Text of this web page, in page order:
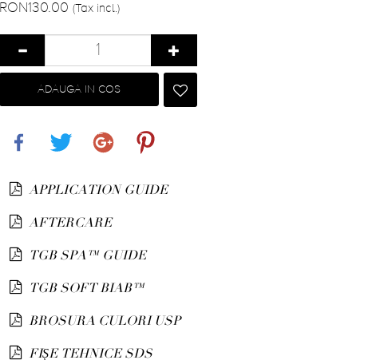
RON130.00 (Tax incl.)
ADAUGA IN COS
APPLICATION GUIDE
AFTERCARE
TGB SPA™ GUIDE
TGB SOFT BIAB™
BROSURA CULORI USP
FIȘE TEHNICE SDS